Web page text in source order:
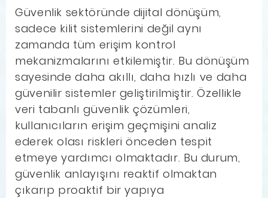
Güvenlik sektöründe dijital dönüşüm,
sadece kilit sistemlerini değil aynı
zamanda tüm erişim kontrol
mekanizmalarını etkilemiştir. Bu dönüşüm
sayesinde daha akıllı, daha hızlı ve daha
güvenilir sistemler geliştirilmiştir. Özellikle
veri tabanlı güvenlik çözümleri,
kullanıcıların erişim geçmişini analiz
ederek olası riskleri önceden tespit
etmeye yardımcı olmaktadır. Bu durum,
güvenlik anlayışını reaktif olmaktan
çıkarıp proaktif bir yapıya